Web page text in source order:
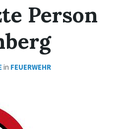
Person
in FEUERWEHR